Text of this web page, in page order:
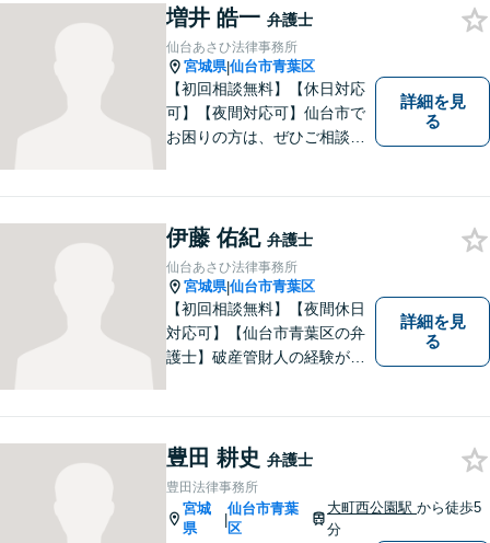
かし依頼者の立場に立った事
件の解決をめざします。法律
問題でお困りの方はお気軽に
ご相談ください。
増井 皓一 弁護士
仙台あさひ法律事務所
宮城県|仙台市青葉区
【初回相談無料】【休日対応
可】【夜間対応可】仙台市で
お困りの方は、ぜひご相談く
詳細を見
る
伊藤 佑紀 弁護士
仙台あさひ法律事務所
宮城県|仙台市青葉区
【初回相談無料】【夜間休日
対応可】【仙台市青葉区の弁
護士】破産管財人の経験があ
詳細を見
る
豊田 耕史 弁護士
豊田法律事務所
宮城
県
|
仙台市青葉
区
大町西公園駅から徒歩5
分